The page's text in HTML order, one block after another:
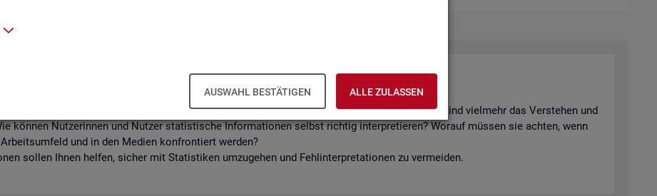
AUSWAHL BESTÄTIGEN ALLE ZULASSEN
Li­te­r­acy - Sta­tis­tik ver­ste­hen und rich­tig in­ter­pre­tie­ren
ver­schie­dens­ten Va­ria­tio­nen. Aber wird mit Sta­tis­tik wirk­lich oft be­wusst ge­täuscht? Oder sind viel­mehr das Ver­ste­hen und
kön­nen Nut­ze­rin­nen und Nut­zer sta­tis­ti­sche In­for­ma­tio­nen selbst rich­tig in­ter­pre­tie­ren? Wor­auf müs­sen sie ach­ten, wenn
und in den Me­di­en kon­fron­tiert wer­den?
sol­len Ihnen hel­fen, si­cher mit Sta­tis­ti­ken um­zu­ge­hen und Fehl­in­ter­pre­ta­tio­nen zu ver­mei­den.